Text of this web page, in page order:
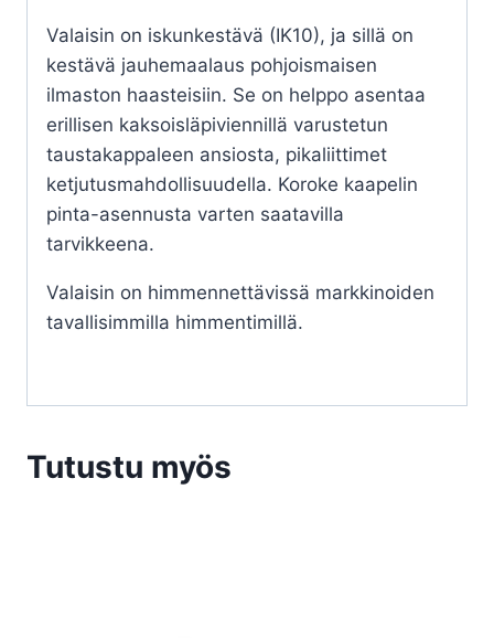
Valaisin on iskunkestävä (IK10), ja sillä on
kestävä jauhemaalaus pohjoismaisen
ilmaston haasteisiin. Se on helppo asentaa
erillisen kaksoisläpiviennillä varustetun
taustakappaleen ansiosta, pikaliittimet
ketjutusmahdollisuudella. Koroke kaapelin
pinta-asennusta varten saatavilla
tarvikkeena.
Valaisin on himmennettävissä markkinoiden
tavallisimmilla himmentimillä.
Tutustu myös